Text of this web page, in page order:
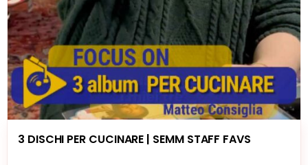
3 DISCHI PER CUCINARE | SEMM STAFF FAVS